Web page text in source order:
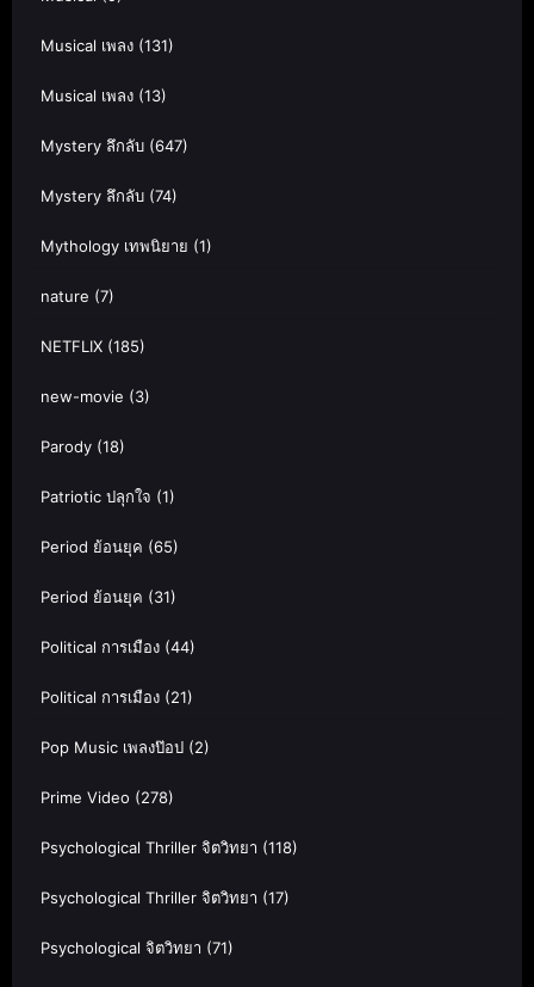
Musical เพลง (131)
Musical เพลง (13)
Mystery ลึกลับ (647)
Mystery ลึกลับ (74)
Mythology เทพนิยาย (1)
nature (7)
NETFLIX (185)
new-movie (3)
Parody (18)
Patriotic ปลุกใจ (1)
Period ย้อนยุค (65)
Period ย้อนยุค (31)
Political การเมือง (44)
Political การเมือง (21)
Pop Music เพลงป๊อป (2)
Prime Video (278)
Psychological Thriller จิตวิทยา (118)
Psychological Thriller จิตวิทยา (17)
Psychological จิตวิทยา (71)